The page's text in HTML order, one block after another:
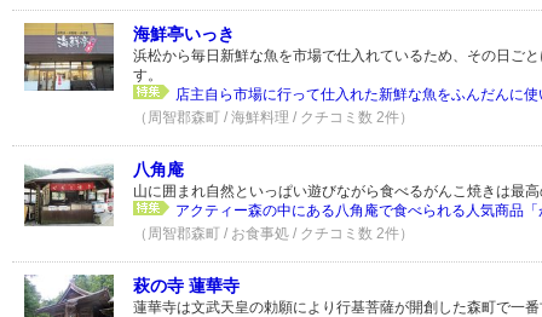
海鮮亭いっき
浜松から毎日新鮮な魚を市場で仕入れているため、その日ご
す。
店主自ら市場に行って仕入れた新鮮な魚をふんだんに
（周智郡森町 / 海鮮料理 / クチコミ数 2件）
八角庵
山に囲まれ自然といっぱい遊びながら食べるがんこ焼きは最
アクティー森の中にある八角庵で食べられる人気商品
（周智郡森町 / お食事処 / クチコミ数 2件）
萩の寺 蓮華寺
蓮華寺は文武天皇の勅願により行基菩薩が開創した森町で一